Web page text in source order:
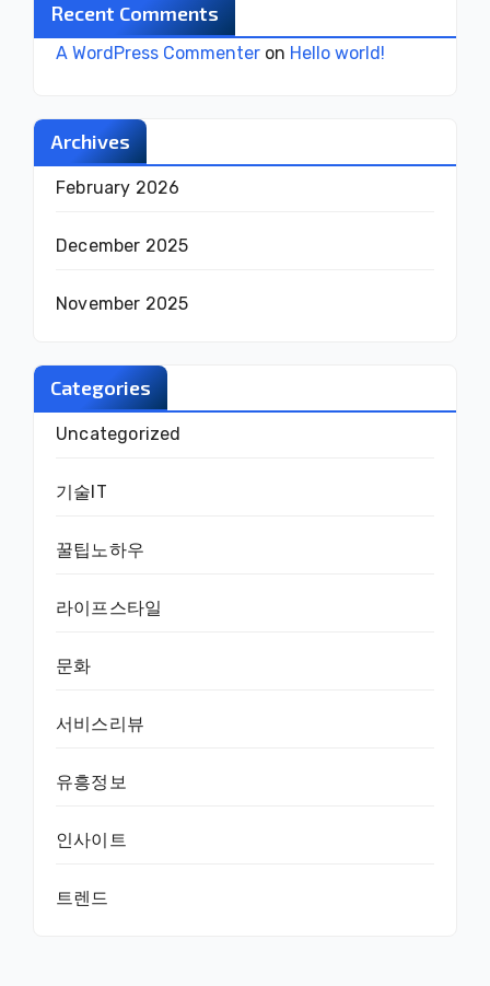
Recent Comments
A WordPress Commenter on Hello world!
Archives
February 2026
December 2025
November 2025
Categories
Uncategorized
기술IT
꿀팁노하우
라이프스타일
문화
서비스리뷰
유흥정보
인사이트
트렌드